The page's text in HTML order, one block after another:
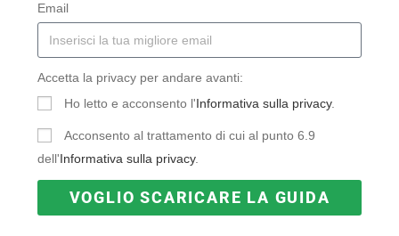
Email
Accetta la privacy per andare avanti:
Ho letto e acconsento l'Informativa sulla privacy.
Acconsento al trattamento di cui al punto 6.9
dell'Informativa sulla privacy.
VOGLIO SCARICARE LA GUIDA